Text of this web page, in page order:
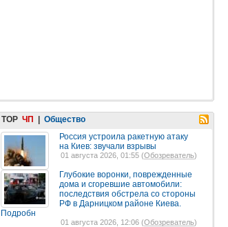
TOP ЧП
Общество
Россия устроила ракетную атаку
на Киев: звучали взрывы
01 августа 2026, 01:55 (Обозреватель)
Глубокие воронки, поврежденные
дома и сгоревшие автомобили:
последствия обстрела со стороны
РФ в Дарницком районе Киева.
Подробн
01 августа 2026, 12:06 (Обозреватель)